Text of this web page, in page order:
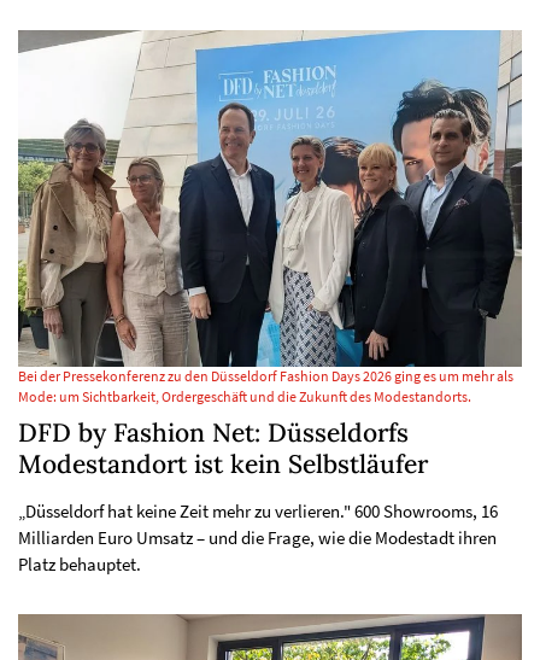
Bei der Pressekonferenz zu den Düsseldorf Fashion Days 2026 ging es um mehr als
Mode: um Sichtbarkeit, Ordergeschäft und die Zukunft des Modestandorts.
DFD by Fashion Net: Düsseldorfs
Modestandort ist kein Selbstläufer
„Düsseldorf hat keine Zeit mehr zu verlieren." 600 Showrooms, 16
Milliarden Euro Umsatz – und die Frage, wie die Modestadt ihren
Platz behauptet.